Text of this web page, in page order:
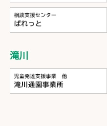
滝川